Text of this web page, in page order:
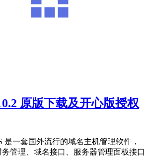
原版下载及开心版授权
是一套国外流行的域名主机管理软件，
管理、域名接口、服务器管理面板接口